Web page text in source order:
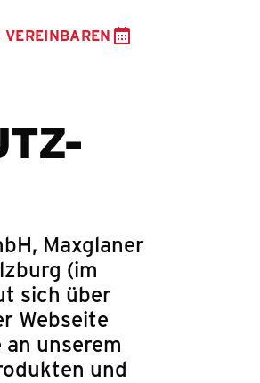
VEREINBAREN
Maxglaner
(im
sich über
Webseite
unserem
und